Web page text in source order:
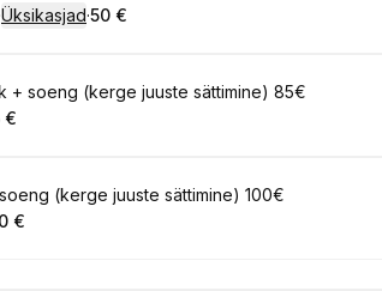
Üksikasjad·
.Hind
50 €
+ soeng (kerge juuste sättimine) 85€
€
(kerge juuste sättimine) 100€
€